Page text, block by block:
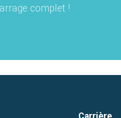
complet !
Carrière